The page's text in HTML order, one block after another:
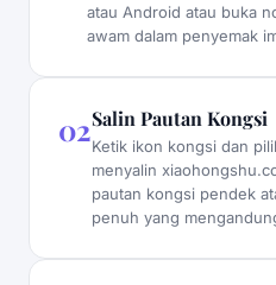
atau Android atau buka
awam dalam penyemak
02Salin Pautan Kongsi
Ketik ikon kongsi dan
menyalin
pautan kongsi pendek
penuh yang